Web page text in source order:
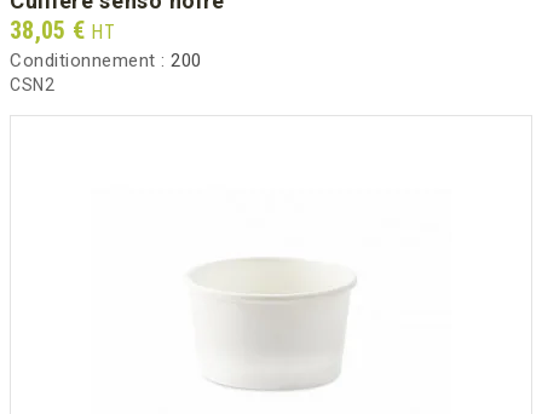
Prix
38,05 € HT
Conditionnement : 200
CSN2